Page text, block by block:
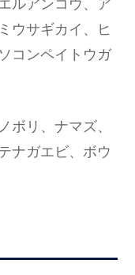
ウサギカイ、ヒ
コンペイトウガ
リ、ナマズ、
ナガエビ、ボウ